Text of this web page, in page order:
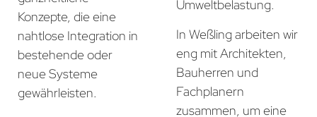
Konzepte, die eine
nahtlose Integration in
bestehende oder
neue Systeme
gewährleisten.
Umweltbelastung.
In Weßling arbeiten wir
eng mit Architekten,
Bauherren und
Fachplanern
zusammen, um eine